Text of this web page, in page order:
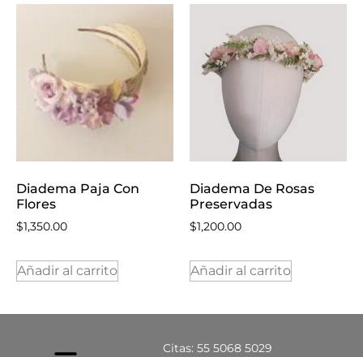
Diadema Paja Con
Flores
$1,350.00
Añadir al carrito
Diadema De Rosas
Preservadas
$1,200.00
Añadir al carrito
Citas: 55 5068 5029